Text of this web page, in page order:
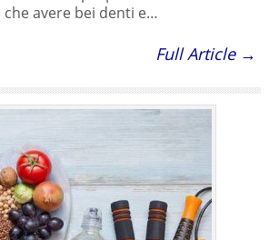
avere bei denti e…
Full Article →